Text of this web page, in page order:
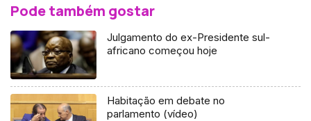
Pode também gostar
Julgamento do ex-Presidente sul-
africano começou hoje
Habitação em debate no
parlamento (vídeo)